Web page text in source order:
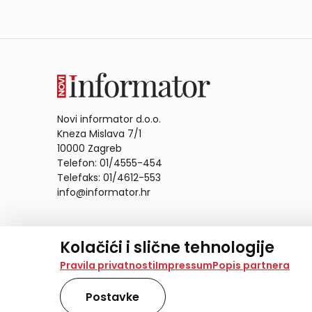
Kolačići i slične tehnologije
Na našoj web stranici koristimo kolačiće i slične
analiziramo promet na stranici te prikazujemo
također koriste ove tehnologije.
Odabirom opcije „Samo nužno“ prihvaćate samo
Pravila privatnostiImpressumPopis partnera
Postavke
Novi informator d.o.o.
Kneza Mislava 7/1
10000 Zagreb
Telefon: 01/4555-454
Telefaks: 01/4612-553
info@informator.hr